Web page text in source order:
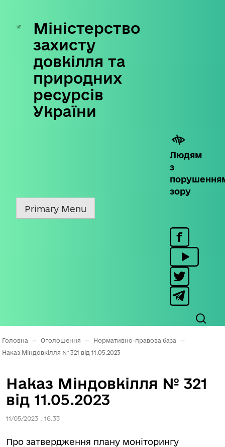
Skip
content
Міністерство
захисту
довкілля та
природних
ресурсів
України
Людям
з
зору
Primary Menu
Головна — Оголошення — Нормативно-правова база
—
Наказ Міндовкілля № 321 від 11.05.2023
Наказ Міндовкілля № 321
від 11.05.2023
11/05/2023 : 16:33
Про затвердження плану моніторингу